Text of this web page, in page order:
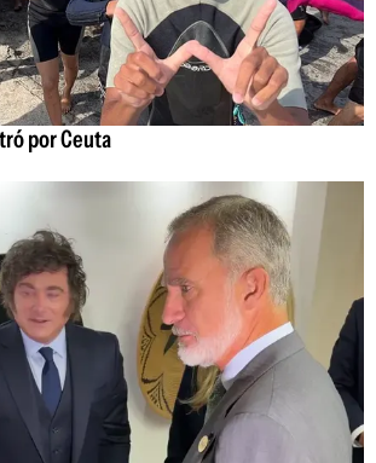
por Ceuta